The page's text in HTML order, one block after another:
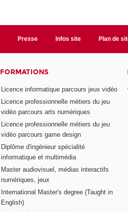
Presse Infos site Plan de
FORMATIONS
Licence informatique parcours jeux vidéo
Licence professionnelle métiers du jeu
vidéo parcours arts numériques
Licence professionnelle métiers du jeu
vidéo parcours game design
Diplôme d'ingénieur spécialité
informatique et multimédia
Master audiovisuel, médias interactifs
numériques, jeux
International Master's degree (Taught in
English)